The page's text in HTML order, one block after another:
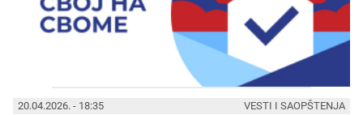
20.04.2026. - 18:35 VESTI I SAOPŠTENJA